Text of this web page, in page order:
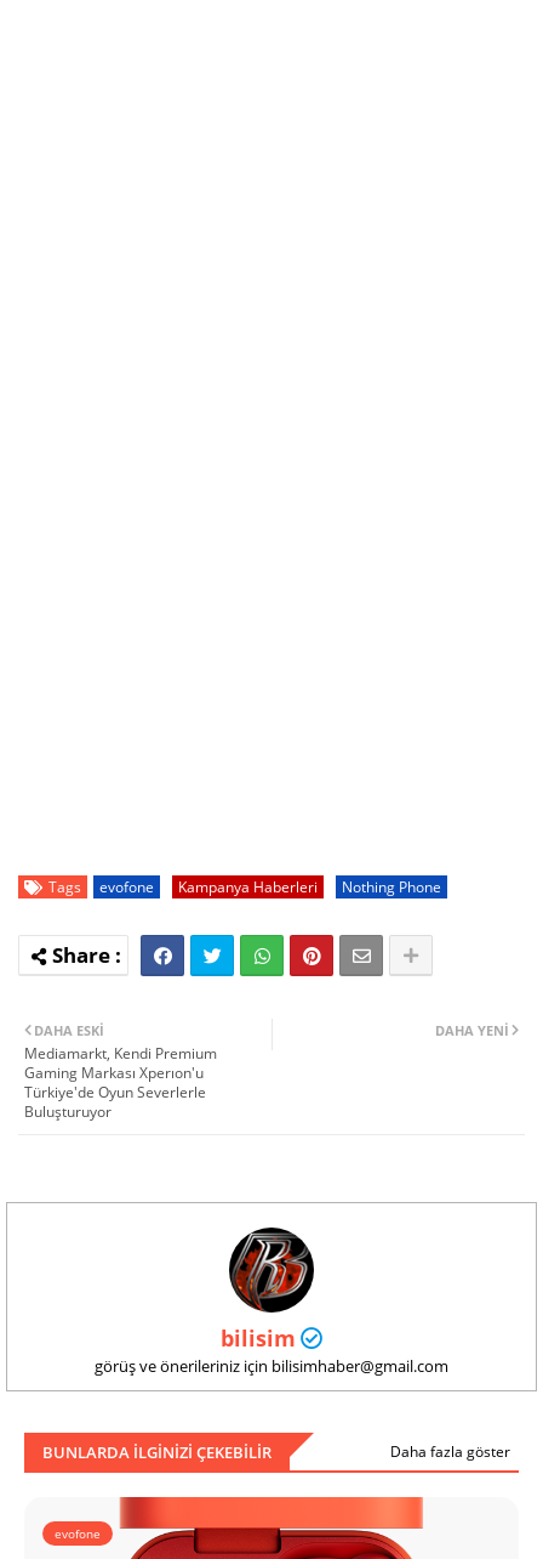
Tags evofone Kampanya Haberleri Nothing Phone
DAHA YENI
DAHA ESKI
Mediamarkt, Kendi Premium
Gaming Markası Xperıon'u
Türkiye'de Oyun Severlerle
Buluşturuyor
bilisim
görüş ve önerileriniz için bilisimhaber@gmail.com
BUNLARDA ILGINIZI ÇEKEBILIR Daha fazla göster
evofone